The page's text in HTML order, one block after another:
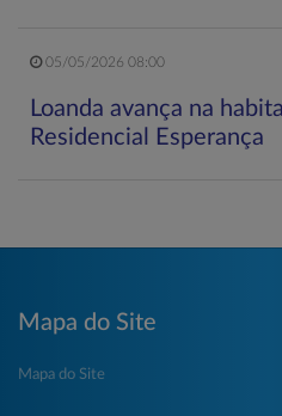
05/05/2026 08:00
Loanda avança na
Residencial Esperança
Mapa do Site
Mapa do Site